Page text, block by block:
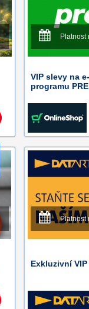
Platnost
VIP slevy na
programu
Platnost
Exkluzivní VIP